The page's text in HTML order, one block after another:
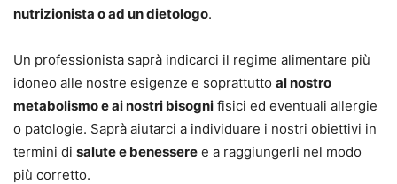
nutrizionista o ad un dietologo.
Un professionista saprà indicarci il regime alimentare più
idoneo alle nostre esigenze e soprattutto al nostro
metabolismo e ai nostri bisogni fisici ed eventuali allergie
o patologie. Saprà aiutarci a individuare i nostri obiettivi in
termini di salute e benessere e a raggiungerli nel modo
più corretto.